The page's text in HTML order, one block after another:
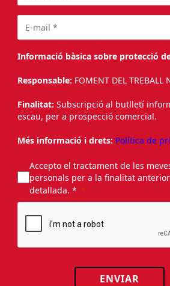
Informació bàsica sobre protecció
Responsable: FOMENT DEL TREBALL
Finalitat: Subscripció al butlletí
escau, per a prospecció comercial.
Més informació i drets: Política de
Accepto el tractament de les
personals per a la finalitat
detallada. *
ENVIAR